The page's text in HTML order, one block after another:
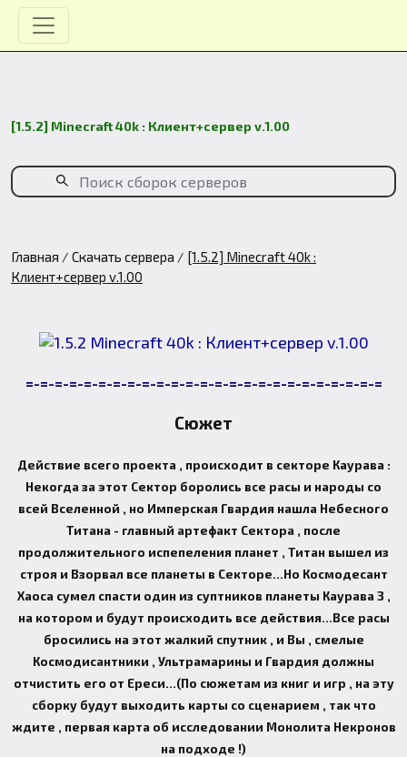
[1.5.2] Minecraft 40k : Клиент+сервер v.1.00
Главная Скачать сервера
[1.5.2] Minecraft 40k :
Клиент+сервер v.1.00
=-=-=-=-=-=-=-=-=-=-=-=-=-=-=-=-=-=-=-=-=-=-=-=-=
Сюжет
Действие всего проекта , происходит в секторе Каурава :
Некогда за этот Сектор боролись все расы и народы со
всей Вселенной , но Имперская Гвардия нашла Небесного
Титана - главный артефакт Сектора , после
продолжительного испепеления планет , Титан вышел из
строя и Взорвал все планеты в Секторе...Но Космодесант
Хаоса сумел спасти один из суптников планеты Каурава 3 ,
на котором и будут происходить все действия...Все расы
бросились на этот жалкий спутник , и Вы , смелые
Космодисантники , Ультрамарины и Гвардия должны
отчистить его от Ереси...(По сюжетам из книг и игр , на эту
сборку будут выходить карты со сценарием , так что
ждите , первая карта об исследовании Монолита Некронов
на подходе !)